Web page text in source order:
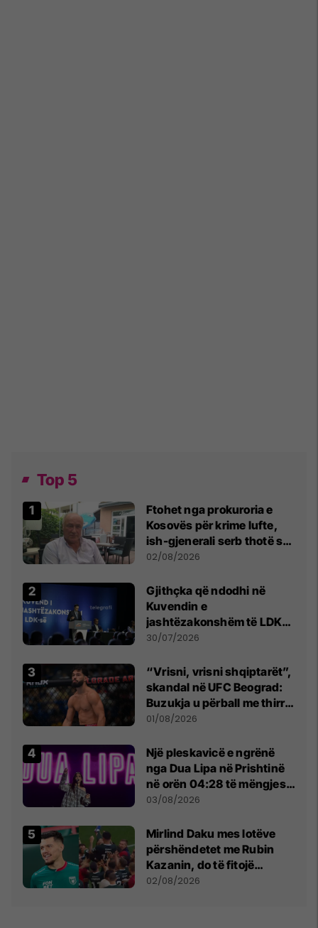
Top 5
Ftohet nga prokuroria e
Kosovës për krime lufte,
ish-gjenerali serb thotë se
dikush e tradhtoi në
02/08/2026
Gjithçka që ndodhi në
Kuvendin e
jashtëzakonshëm të LDK-
së
30/07/2026
“Vrisni, vrisni shqiptarët”,
skandal në UFC Beograd:
Buzukja u përball me thirrje
anti-shqiptare nga
01/08/2026
Një pleskavicë e ngrënë
nga Dua Lipa në Prishtinë
në orën 04:28 të mëngjesit
- dhe bota digjitale serbe
03/08/2026
Mirlind Daku mes lotëve
përshëndetet me Rubin
Kazanin, do të fitojë
miliona te Spartak Moska
02/08/2026